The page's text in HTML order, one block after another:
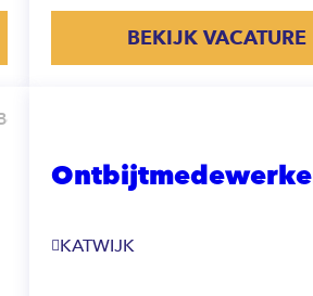
BEKIJK VACATURE
KATWIJK